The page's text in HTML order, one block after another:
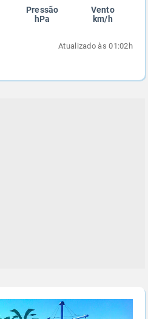
Pressão
hPa
Vento
km/h
Atualizado às 01:02h